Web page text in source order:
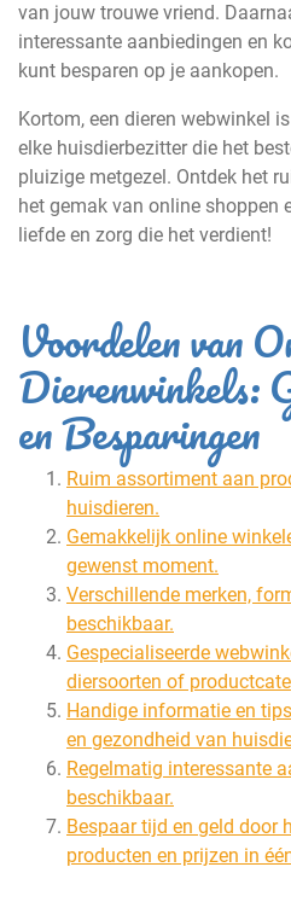
van jouw trouwe vriend.
interessante aanbiedingen en
kunt besparen op je aankopen.
Kortom, een dieren webwinkel
elke huisdierbezitter die het
pluizige metgezel. Ontdek het
het gemak van online shoppen
liefde en zorg die het verdient!
Voordelen van
Dierenwinkels:
en Besparingen
Ruim assortiment aan
huisdieren.
Gemakkelijk online
gewenst moment.
Verschillende merken,
beschikbaar.
Gespecialiseerde
diersoorten of
Handige informatie en
en gezondheid van
Regelmatig interessante
beschikbaar.
Bespaar tijd en geld door
producten en prijzen in